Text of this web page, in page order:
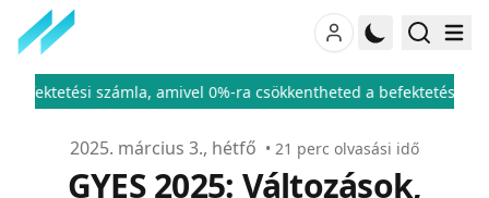
0%-ra csökkentheted a befektetési adód ♦ ÁFA kulcsok
Publikálva
2025. március 3., hétfő • 21 perc olvasási idő
GYES 2025: Változások,